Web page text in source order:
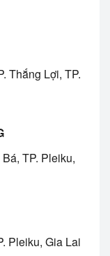
Thắng Lợi, TP.
TP. Pleiku,
Pleiku, Gia Lai